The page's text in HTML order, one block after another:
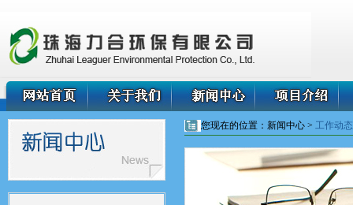
您现在的位置：新闻中心 > 工作动态